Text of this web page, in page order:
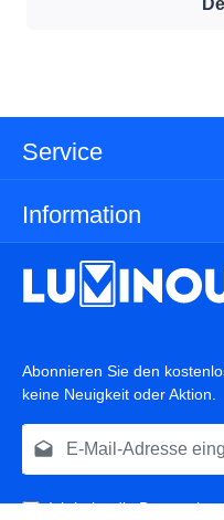
Service
Information
Abonnieren Sie den
keine Neuigkeit oder Aktion.
E-Mail-Adresse*
Ich habe die